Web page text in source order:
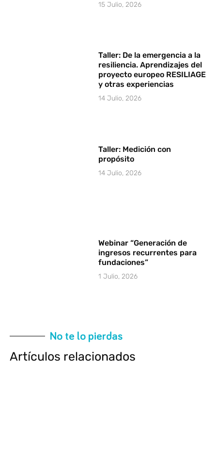
15 Julio, 2026
Taller: De la emergencia a la
resiliencia. Aprendizajes del
proyecto europeo RESILIAGE
y otras experiencias
14 Julio, 2026
Taller: Medición con
propósito
14 Julio, 2026
Webinar “Generación de
ingresos recurrentes para
fundaciones”
1 Julio, 2026
No te lo pierdas
Artículos relacionados